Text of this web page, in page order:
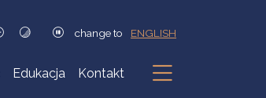
change to ENGLISH
Edukacja Kontakt
Podmenu